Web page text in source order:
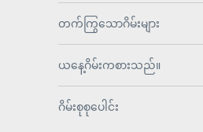
တက်ကြွသောဂိမ်းများ
ယနေ့ဂိမ်းကစားသည်။
ဂိမ်းစုစုပေါင်း